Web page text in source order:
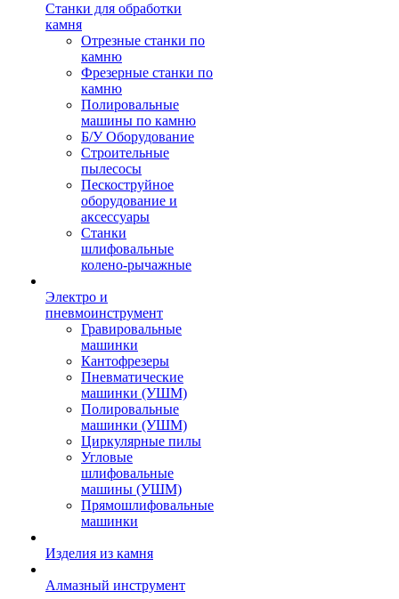
Станки для обработки
камня
Отрезные станки по
камню
Фрезерные станки по
камню
Полировальные
машины по камню
Б/У Оборудование
Строительные
пылесосы
Пескоструйное
оборудование и
аксессуары
Станки
шлифовальные
колено-рычажные
Электро и
пневмоинструмент
Гравировальные
машинки
Кантофрезеры
Пневматические
машинки (УШМ)
Полировальные
машинки (УШМ)
Циркулярные пилы
Угловые
шлифовальные
машины (УШМ)
Прямошлифовальные
машинки
Изделия из камня
Алмазный инструмент